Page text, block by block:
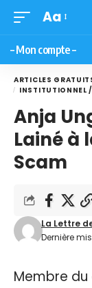
Aa
– Mon compte –
ARTICLES
INSTITUTIONNEL
Anja
Lainé à
Scam
Dernière
La Lettre
Membre